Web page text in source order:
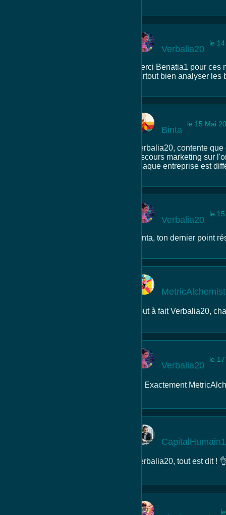
Verbalia20
le
Merci Benatia1 pour
surtout bien analyser
Binta
le 15 Mai
Verbalia20, contente
discours marketing sur
chaque entreprise est
Verbalia20
le
Binta, ton dernier point
Tout à fait Verbalia20,
Verbalia20
le
👌 Exactement
Verbalia20, tout est dit !